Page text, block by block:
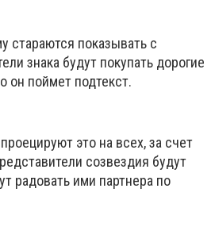
стараются показывать с
знака будут покупать дорогие
он поймет подтекст.
это на всех, за счет
созвездия будут
радовать ими партнера по